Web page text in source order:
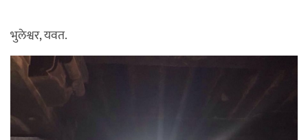
भुलेश्वर, यवत.